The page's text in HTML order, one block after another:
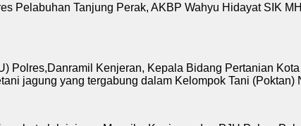
Pelabuhan Tanjung Perak, AKBP Wahyu Hidayat SIK
Polres,Danramil Kenjeran, Kepala Bidang Pertanian
jagung yang tergabung dalam Kelompok Tani (Poktan)